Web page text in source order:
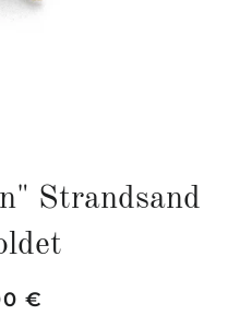
Strandsand
€